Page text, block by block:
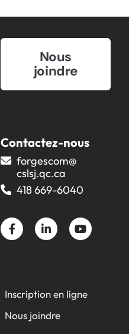
Nous
joindre
Contactez-nous
forgescom@​
cslsj.qc.ca
418 669-6040
Inscription en ligne
Nous joindre